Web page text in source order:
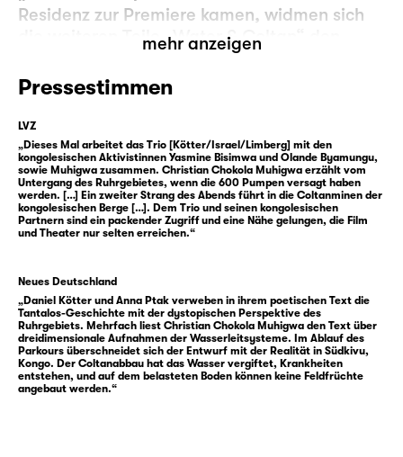
Residenz zur Premiere kamen, widmen sich
die weiteren Teile „Water & Coltan“ den
Ewigkeitslasten der Bergbaufolgeregion im
Ruhrgebiet sowie dem Coltan-Abbau im
Osten der DR Kongo. Es entsteht ein
immersiver Raum-Parcours aus 360°-VR-
Dokumentarfilm und Performance, den das
Publikum in kleinen Gruppen durchläuft.
landscapes and bodies #3: WATER
Nach dem Ende der Steinkohle kämpft das
gesellschaftlichen und stadträumlichen
Strukturwandel, sondern auch mit den
unmittelbaren Ewigkeitsfolgen des
Rohstoffabbaus. Waren die letzten beiden
Jahrhunderte im Ruhrgebiet vor allem durch
die Kohle bestimmt, übernimmt nun ein
mehr anzeigen
Pressestimmen
LVZ
„Dieses Mal arbeitet das Trio [Kötter/Israel/Limberg] mit den
kongolesischen Aktivistinnen Yasmine Bisimwa und Olande Byamungu,
sowie Muhigwa zusammen. Christian Chokola Muhigwa erzählt vom
Untergang des Ruhrgebietes, wenn die 600 Pumpen versagt haben
werden. […] Ein zweiter Strang des Abends führt in die Coltanminen der
kongolesischen Berge […]. Dem Trio und seinen kongolesischen
Partnern sind ein packender Zugriff und eine Nähe gelungen, die Film
und Theater nur selten erreichen.“
Neues Deutschland
„Daniel Kötter und Anna Ptak verweben in ihrem poetischen Text die
Tantalos-Geschichte mit der dystopischen Perspektive des
Ruhrgebiets. Mehrfach liest Christian Chokola Muhigwa den Text über
dreidimensionale Aufnahmen der Wasserleitsysteme. Im Ablauf des
Parkours überschneidet sich der Entwurf mit der Realität in Südkivu,
Kongo. Der Coltanabbau hat das Wasser vergiftet, Krankheiten
entstehen, und auf dem belasteten Boden können keine Feldfrüchte
angebaut werden.“